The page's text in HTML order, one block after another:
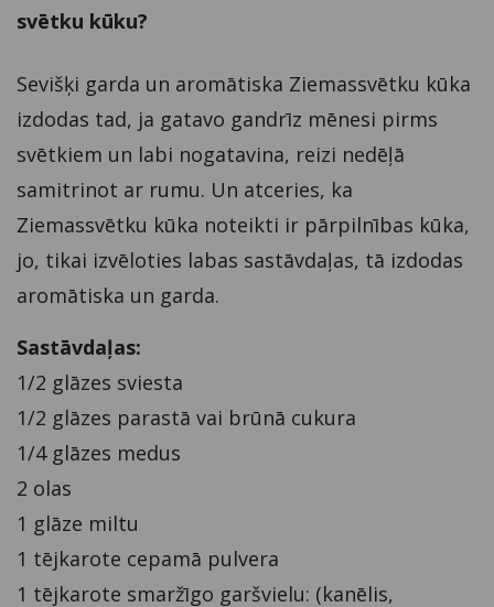
svētku kūku?
Sevišķi garda un aromātiska Ziemassvētku kūka
izdodas tad, ja gatavo gandrīz mēnesi pirms
svētkiem un labi nogatavina, reizi nedēļā
samitrinot ar rumu. Un atceries, ka
Ziemassvētku kūka noteikti ir pārpilnības kūka,
jo, tikai izvēloties labas sastāvdaļas, tā izdodas
aromātiska un garda.
Sastāvdaļas:
1/2 glāzes sviesta
1/2 glāzes parastā vai brūnā cukura
1/4 glāzes medus
2 olas
1 glāze miltu
1 tējkarote cepamā pulvera
1 tējkarote smaržīgo garšvielu: (kanēlis,